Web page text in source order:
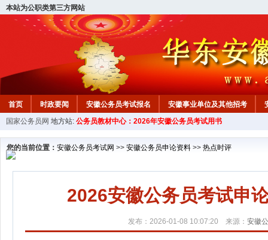
本站为公职类第三方网站
首页 时政要闻 安徽公务员考试报名 安徽事业单位及其他招考
安徽公务员行测试题 在线咨询 教材中心
国家公务员网 地方站: 公务员教材中心：2026年安徽公务员考试用书
您的当前位置： 安徽公务员考试网 >> 安徽公务员申论资料 >> 热点时评
2026安徽公务员考试申
发布：2026-01-08 10:07:20 来源： 安徽